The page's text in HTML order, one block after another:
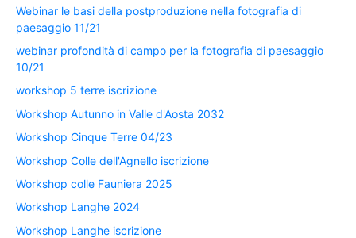
Webinar le basi della postproduzione nella fotografia di
paesaggio 11/21
webinar profondità di campo per la fotografia di paesaggio
10/21
workshop 5 terre iscrizione
Workshop Autunno in Valle d'Aosta 2032
Workshop Cinque Terre 04/23
Workshop Colle dell'Agnello iscrizione
Workshop colle Fauniera 2025
Workshop Langhe 2024
Workshop Langhe iscrizione